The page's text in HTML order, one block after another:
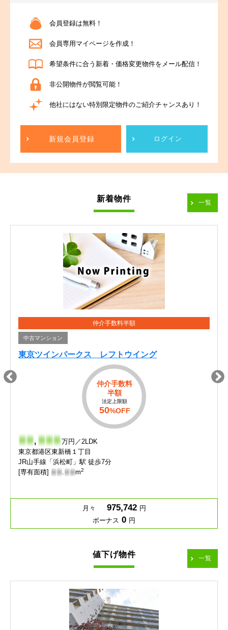
会員登録は無料！
会員専用マイページを作成！
希望条件に合う新着・価格変更物件をメール配信！
非公開物件が閲覧可能！
他社にはない特別限定物件のご紹介チャンスあり！
新規会員登録 ログイン
新着物件 一覧
仲介手数料半額
中古マンション
東京ツインパークス レフトウイング
仲介手数料
半額
法定上限額
50%OFF
- - ,- - - 万円／2LDK
東京都港区東新橋１丁目
JR山手線「浜松町」駅 徒歩7分
[専有面積] - - .- - m2
月々 975,742 円
ボーナス 0 円
値下げ物件 一覧